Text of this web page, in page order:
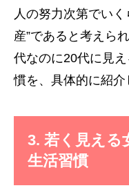
人の努力次第でい
産”であると考えら
代なのに20代に見
慣を、具体的に紹介
3. 若く見える
生活習慣